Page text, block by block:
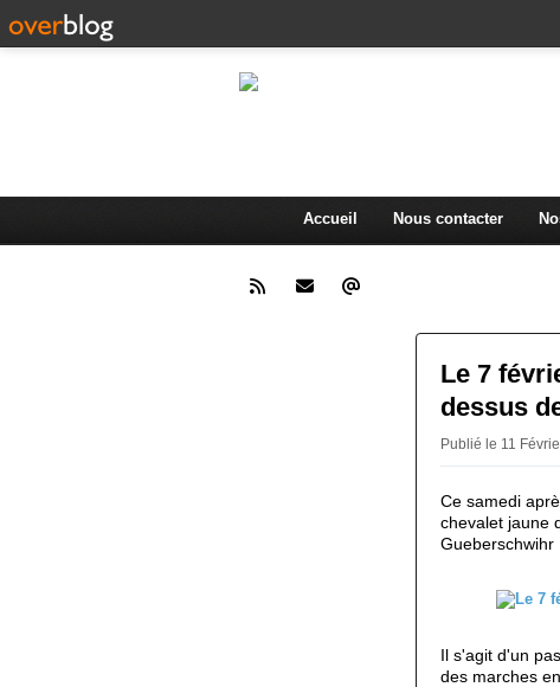
Accueil Nous contacter
Le 7
dessus
Publié le 11
Ce samedi
chevalet jaune
Gueberschwihr
Il s'agit d'un
des marches